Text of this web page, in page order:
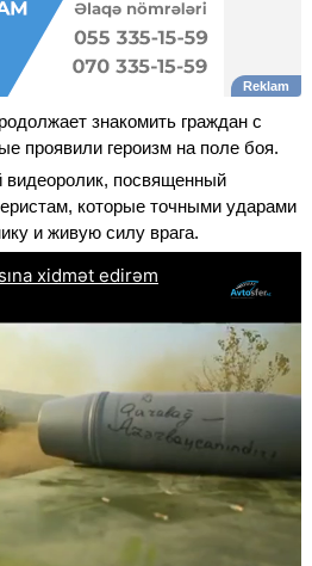
знакомить граждан с
проявили героизм на поле боя.
видеоролик, посвященный
которые точными ударами
и живую силу врага.